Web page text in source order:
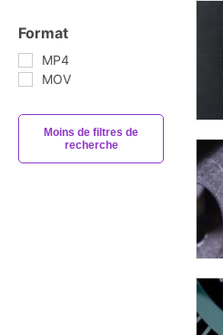
Format
MP4
MOV
Moins de filtres de
recherche